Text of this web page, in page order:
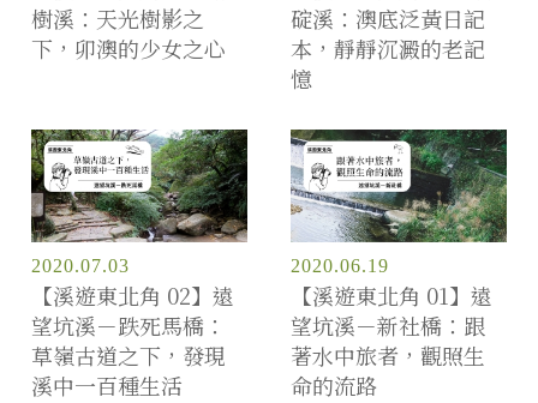
樹溪：天光樹影之
下，卯澳的少女之心
碇溪：澳底泛黃日記
本，靜靜沉澱的老記
憶
2020.07.03
【溪遊東北角 02】遠
望坑溪－跌死馬橋：
草嶺古道之下，發現
溪中一百種生活
2020.06.19
【溪遊東北角 01】遠
望坑溪－新社橋：跟
著水中旅者，觀照生
命的流路